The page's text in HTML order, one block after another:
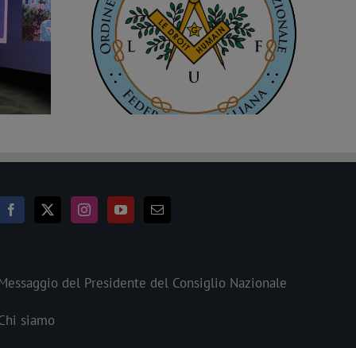
Humain a
8 marzo: memoria e impegno per
l’umanità
del Presidente del Consiglio Nazionale
siamo